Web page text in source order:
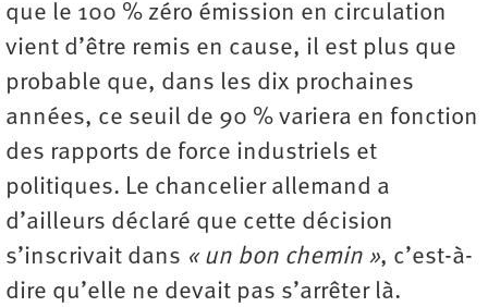
que le 100 % zéro émission en circulation
vient d’être remis en cause, il est plus que
probable que, dans les dix prochaines
années, ce seuil de 90 % variera en fonction
des rapports de force industriels et
politiques. Le chancelier allemand a
d’ailleurs déclaré que cette décision
s’inscrivait dans « un bon chemin », c’est-à-
dire qu’elle ne devait pas s’arrêter là.